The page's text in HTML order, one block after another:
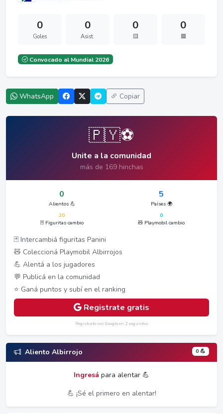
0
Goles
0
Asist.
0
🟨
0
🟥
Convocado al Mundial 2026
WhatsApp Copiar
🇵🇾⚽
Unite a la comunidad
más de 169 hinchas
0
Alientos 💪
5
Países 🌍
20
🃏 Figuritas cambio
0
🧸 Playmobil cambio
🃏 Intercambiá figuritas Panini
🧸 Coleccioná Playmobil Albirrojos
💪 Alentá a los jugadores
💬 Publicá en la comunidad
⭐ Ganá puntos y subí en el ranking
Registrate gratis
Registrate con Google en 2 segundos
Aliento Albirrojo 0 💪
Ingresá para alentar 💪
💪 ¡Sé el primero en alentar!